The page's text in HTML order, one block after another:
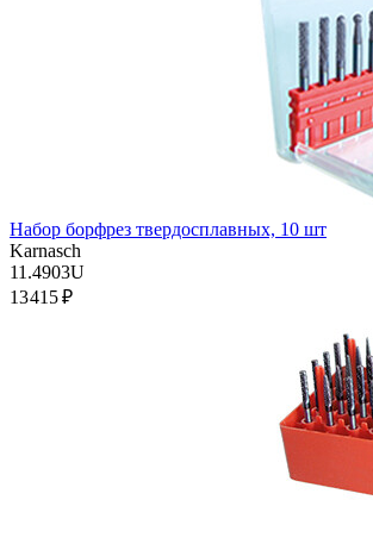
Набор борфрез твердосплавных, 10 шт
Karnasch
11.4903U
13 415 ₽